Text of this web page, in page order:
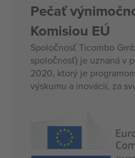
Pečať
Komisiou EÚ
Spoločnosť Ticombo
spoločnosť) je uznaná v
2020, ktorý je
výskumu a inovácií, za